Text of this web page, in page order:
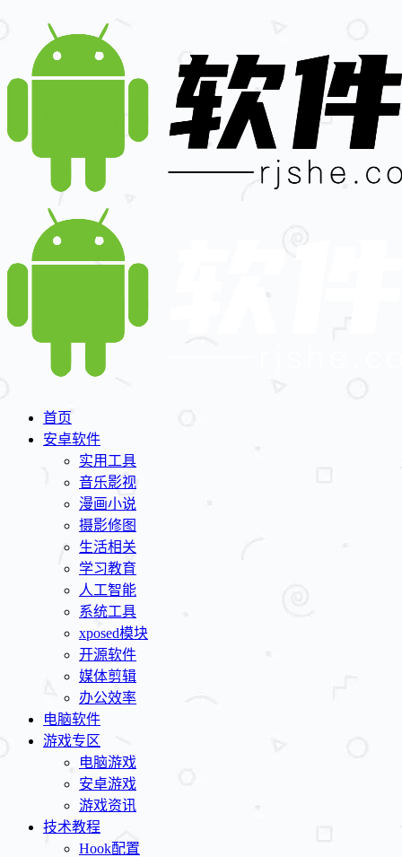
首页
安卓软件
实用工具
音乐影视
漫画小说
摄影修图
生活相关
学习教育
人工智能
系统工具
xposed模块
开源软件
媒体剪辑
办公效率
电脑软件
游戏专区
电脑游戏
安卓游戏
游戏资讯
技术教程
Hook配置